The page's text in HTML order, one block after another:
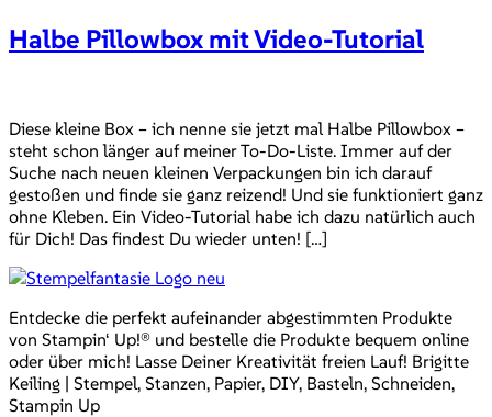
Halbe Pillowbox mit Video-Tutorial
Diese kleine Box – ich nenne sie jetzt mal Halbe Pillowbox –
steht schon länger auf meiner To-Do-Liste. Immer auf der
Suche nach neuen kleinen Verpackungen bin ich darauf
gestoßen und finde sie ganz reizend! Und sie funktioniert ganz
ohne Kleben. Ein Video-Tutorial habe ich dazu natürlich auch
für Dich! Das findest Du wieder unten! […]
Entdecke die perfekt aufeinander abgestimmten Produkte
von Stampin‘ Up!® und bestelle die Produkte bequem online
oder über mich! Lasse Deiner Kreativität freien Lauf! Brigitte
Keiling | Stempel, Stanzen, Papier, DIY, Basteln, Schneiden,
Stampin Up